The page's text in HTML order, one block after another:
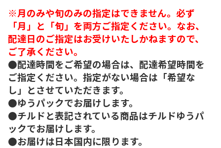
※月のみや旬のみの指定はできません。必ず
「月」と「旬」を両方ご指定ください。なお、
配達日のご指定はお受けいたしかねますので、
ご了承ください。
●配達時間をご希望の場合は、配達希望時間を
ご指定ください。指定がない場合は「希望な
し」とさせていただきます。
●ゆうパックでお届けします。
●チルドと表記されている商品はチルドゆうパ
ックでお届けします。
●お届けは日本国内に限ります。